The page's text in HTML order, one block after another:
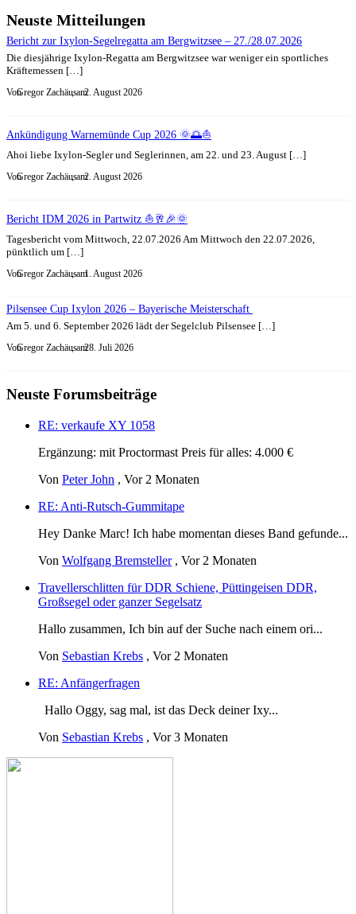
Neuste Mitteilungen
Bericht zur Ixylon-Segelregatta am Bergwitzsee – 27./28.07.2026
Die diesjährige Ixylon-Regatta am Bergwitzsee war weniger ein sportliches
Kräftemessen […]
VonGregor Zachäus, am2. August 2026
Ankündigung Warnemünde Cup 2026 🌞🌅⛵
Ahoi liebe Ixylon-Segler und Seglerinnen, am 22. und 23. August […]
VonGregor Zachäus, am2. August 2026
Bericht IDM 2026 in Partwitz ⛵🥂🎉🌞
Tagesbericht vom Mittwoch, 22.07.2026 Am Mittwoch den 22.07.2026,
pünktlich um […]
VonGregor Zachäus, am1. August 2026
Pilsensee Cup Ixylon 2026 – Bayerische Meisterschaft
Am 5. und 6. September 2026 lädt der Segelclub Pilsensee […]
VonGregor Zachäus, am28. Juli 2026
Neuste Forumsbeiträge
RE: verkaufe XY 1058
Ergänzung: mit Proctormast Preis für alles: 4.000 €
Von Peter John , Vor 2 Monaten
RE: Anti-Rutsch-Gummitape
Hey Danke Marc! Ich habe momentan dieses Band gefunde...
Von Wolfgang Bremsteller, Vor 2 Monaten
Travellerschlitten für DDR Schiene, Püttingeisen DDR,
Großsegel oder ganzer Segelsatz
Hallo zusammen, Ich bin auf der Suche nach einem ori...
Von Sebastian Krebs , Vor 2 Monaten
RE: Anfängerfragen
Hallo Oggy, sag mal, ist das Deck deiner Ixy...
Von Sebastian Krebs , Vor 3 Monaten